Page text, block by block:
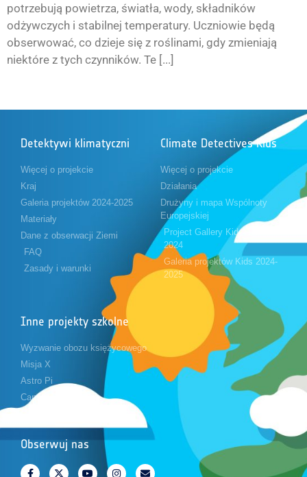
potrzebują powietrza, światła, wody, składników
odżywczych i stabilnej temperatury. Uczniowie będą
obserwować, co dzieje się z roślinami, gdy zmieniają
niektóre z tych czynników. Te [...]
Detektywi klimatyczni
Więcej o projekcie
Kraj
Galeria projektów 2024-2025
Materiały
Dane z obserwacji Ziemi
FAQ
Zasady i warunki
Climate Detectives Kids
Więcej o projekcie
Działania
Drużyny i mapa Wspólnoty
Europejskiej
Project Gallery Kids 2023-
2024
Galeria projektów Kids 2024-
2025
Inne projekty szkolne
Wyzwanie obozu księżycowego
Misja X
Astro Pi
CanSat
Obserwuj nas